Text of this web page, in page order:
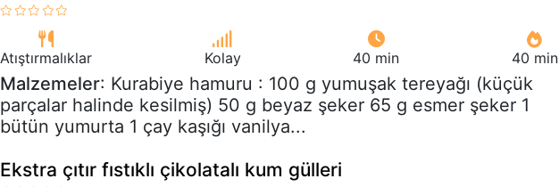
Atıştırmalıklar Kolay 40 min 40 min
Malzemeler: Kurabiye hamuru : 100 g yumuşak tereyağı (küçük
parçalar halinde kesilmiş) 50 g beyaz şeker 65 g esmer şeker 1
bütün yumurta 1 çay kaşığı vanilya...
Ekstra çıtır fıstıklı çikolatalı kum gülleri